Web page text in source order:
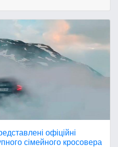
офіційні
сімейного кросовера